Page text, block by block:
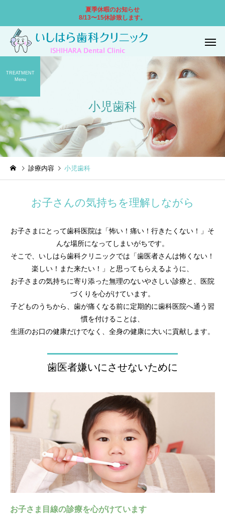
夏季休暇のお知らせ
8/13〜15休診致します。
一般歯科 小児歯
口腔外科 ホワイトニ
小児歯科
TREATMENT
Menu
診療内容 小児歯科
お子さんの気持ちを理解しながら
お子さまにとって歯科医院は「怖い！痛い！行きたくない！」そ
んな場所になってしまいがちです。
そこで、いしはら歯科クリニックでは「歯医者さんは怖くない！
楽しい！また来たい！」と思ってもらえるように、
お子さまの気持ちに寄り添った無理のないやさしい診療と、医院
づくりを心がけています。
子どものうちから、歯が痛くなる前に定期的に歯科医院へ通う習
慣を付けることは、
生涯のお口の健康だけでなく、全身の健康に大いに貢献します。
歯医者嫌いにさせないために
お子さま目線の診療を心がけています